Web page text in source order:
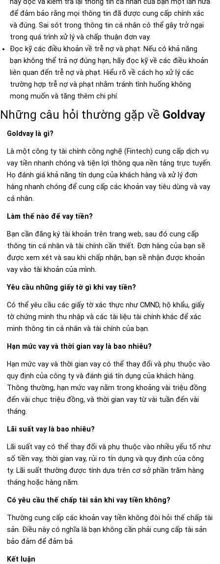
để đảm bảo rằng mọi thông tin đã được cung cấp chính xác
và đúng. Sai sót trong thông tin cá nhân có thể gây trở ngại
trong quá trình xử lý và chấp thuận đơn vay.
Đọc kỹ các điều khoản về trễ nợ và phạt: Nếu có khả năng
bạn không thể trả nợ đúng hạn, hãy đọc kỹ về các điều khoản
liên quan đến trễ nợ và phạt. Hiểu rõ về cách họ xử lý các
trường hợp trễ nợ và phạt nhằm tránh tình huống không
mong muốn và tăng thêm chi phí.
Những câu hỏi thường gặp về Goldvay
Goldvay là gì?
Là một công ty tài chính công nghệ (Fintech) cung cấp dịch vụ
vay tiền nhanh chóng và tiện lợi thông qua nền tảng trực tuyến.
Họ đánh giá khả năng tín dụng của khách hàng và xử lý đơn
hàng nhanh chóng để cung cấp các khoản vay tiêu dùng và vay
cá nhân.
Làm thế nào để vay tiền?
Bạn cần đăng ký tài khoản trên trang web, sau đó cung cấp
thông tin cá nhân và tài chính cần thiết. Đơn hàng của bạn sẽ
được xem xét và sau khi chấp nhận, bạn sẽ nhận được khoản
vay vào tài khoản của mình.
Yêu cầu những giấy tờ gì khi vay tiền?
Có thể yêu cầu các giấy tờ xác thực như CMND, hộ khẩu, giấy
tờ chứng minh thu nhập và các tài liệu tài chính khác để xác
minh thông tin cá nhân và tài chính của bạn.
Hạn mức vay và thời gian vay là bao nhiêu?
Hạn mức vay và thời gian vay có thể thay đổi và phụ thuộc vào
quy định của công ty và đánh giá tín dụng của khách hàng.
Thông thường, hạn mức vay nằm trong khoảng vài triệu đồng
đến vài chục triệu đồng, và thời gian vay từ vài tuần đến vài
tháng.
Lãi suất vay là bao nhiêu?
Lãi suất vay có thể thay đổi và phụ thuộc vào nhiều yếu tố như
số tiền vay, thời gian vay, rủi ro tín dụng và quy định của công
ty. Lãi suất thường được tính dựa trên cơ sở phần trăm hàng
tháng hoặc hàng năm.
Có yêu cầu thế chấp tài sản khi vay tiền không?
Thường cung cấp các khoản vay tiền không đòi hỏi thế chấp tài
sản. Điều này có nghĩa là bạn không cần phải cung cấp tài sản
bảo đảm để đảm bả
Kết luận